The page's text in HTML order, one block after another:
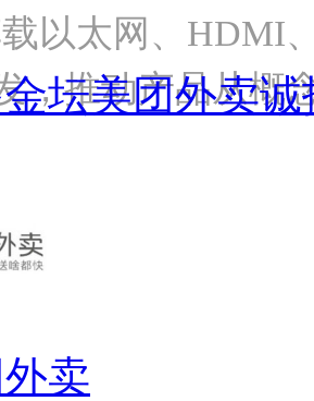
以太网、HDMI
，推动产品从
坛美团外卖
卖